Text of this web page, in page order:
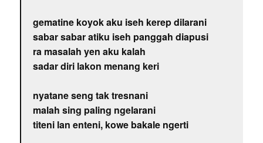
gematine koyok aku iseh kerep dilarani
sabar sabar atiku iseh panggah diapusi
ra masalah yen aku kalah
sadar diri lakon menang keri
nyatane seng tak tresnani
malah sing paling ngelarani
titeni lan enteni, kowe bakale ngerti